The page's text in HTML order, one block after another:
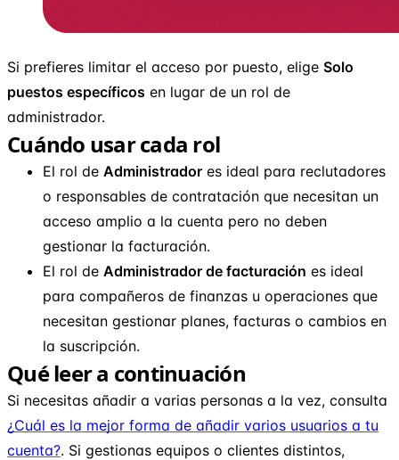
Si prefieres limitar el acceso por puesto, elige Solo
puestos específicos en lugar de un rol de
administrador.
Cuándo usar cada rol
El rol de Administrador es ideal para reclutadores
o responsables de contratación que necesitan un
acceso amplio a la cuenta pero no deben
gestionar la facturación.
El rol de Administrador de facturación es ideal
para compañeros de finanzas u operaciones que
necesitan gestionar planes, facturas o cambios en
la suscripción.
Qué leer a continuación
Si necesitas añadir a varias personas a la vez, consulta
¿Cuál es la mejor forma de añadir varios usuarios a tu
cuenta?. Si gestionas equipos o clientes distintos,